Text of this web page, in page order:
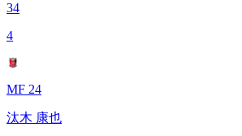
34
4
MF 24
汰木 康也